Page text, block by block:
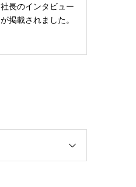
社長のインタビュー
が掲載されました。